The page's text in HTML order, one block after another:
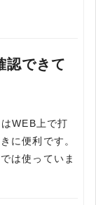
認できて
WEB上で打
に便利です。
は使っていま